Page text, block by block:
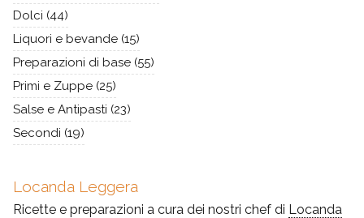
Dolci (44)
Liquori e bevande (15)
Preparazioni di base (55)
Primi e Zuppe (25)
Salse e Antipasti (23)
Secondi (19)
Locanda Leggera
Ricette e preparazioni a cura dei nostri chef di Locanda